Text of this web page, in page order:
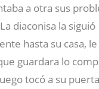
a otra sus
diaconisa la siguió
hasta su casa,
guardara lo
tocó a su